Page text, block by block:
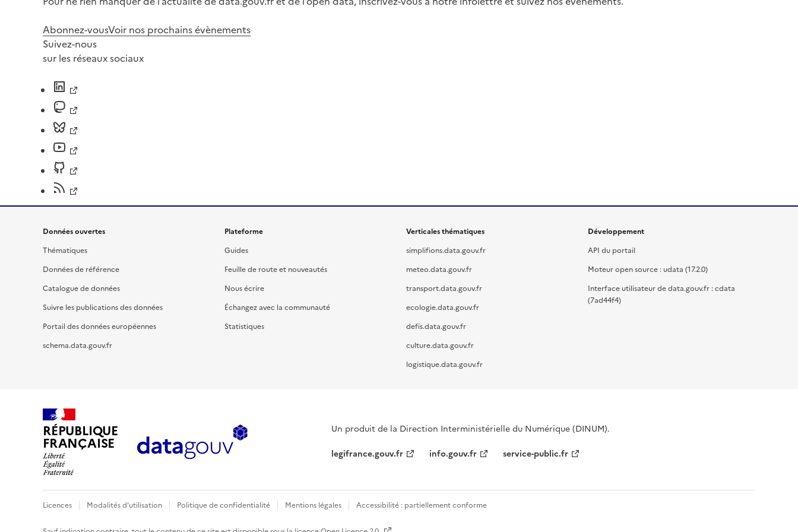
Abonnez-vousVoir nos prochains évènements
Suivez-nous
sur les réseaux sociaux
Données ouvertes
Thématiques
Données de référence
Catalogue de données
Suivre les publications des données
Portail des données européennes
schema.data.gouv.fr
Plateforme
Guides
Feuille de route et nouveautés
Nous écrire
Échangez avec la communauté
Statistiques
Verticales thématiques
simplifions.data.gouv.fr
meteo.data.gouv.fr
transport.data.gouv.fr
ecologie.data.gouv.fr
defis.data.gouv.fr
culture.data.gouv.fr
logistique.data.gouv.fr
Développement
API du portail
Moteur open source : udata (17.2.0)
Interface utilisateur de data.gouv.fr : cdata
(7ad44f4)
RÉPUBLIQUE
FRANÇAISE
Un produit de la Direction Interministérielle du Numérique (DINUM).
legifrance.gouv.fr
info.gouv.fr service-public.fr
Licences Modalités d'utilisation Politique de confidentialité Mentions légales Accessibilité : partiellement conforme